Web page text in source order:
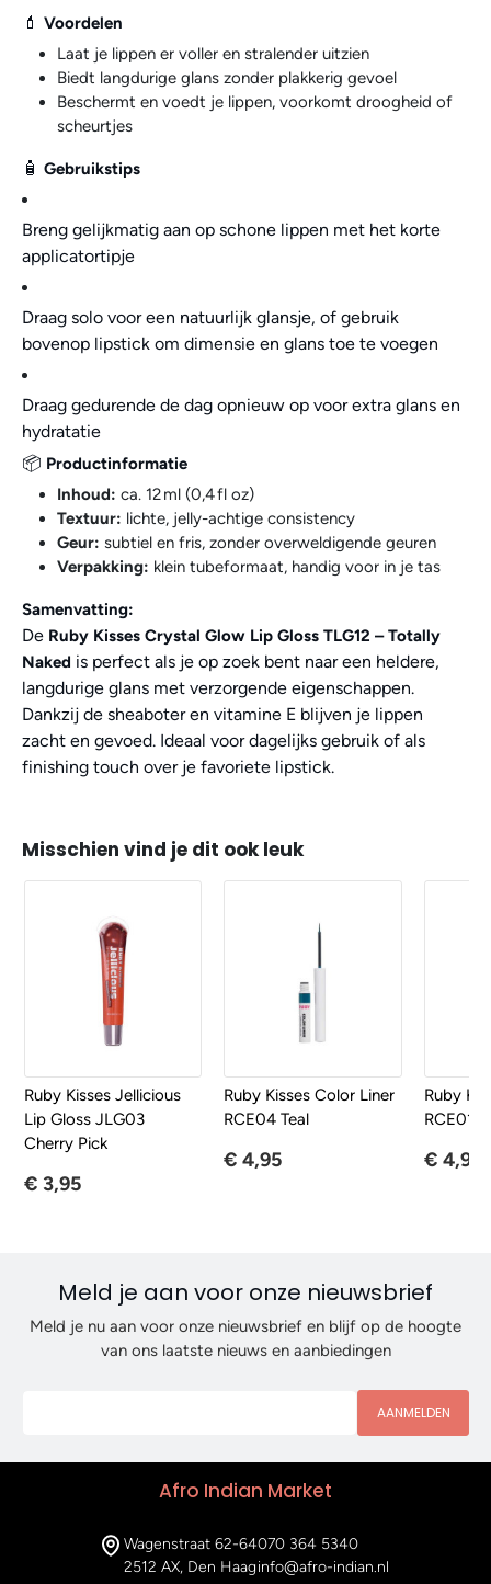
💄 Voordelen
Laat je lippen er voller en stralender uitzien
Biedt langdurige glans zonder plakkerig gevoel
Beschermt en voedt je lippen, voorkomt droogheid of
scheurtjes
🧴 Gebruikstips
Breng gelijkmatig aan op schone lippen met het korte
applicatortipje
Draag solo voor een natuurlijk glansje, of gebruik
bovenop lipstick om dimensie en glans toe te voegen
Draag gedurende de dag opnieuw op voor extra glans en
hydratatie
📦 Productinformatie
Inhoud: ca. 12 ml (0,4 fl oz)
Textuur: lichte, jelly-achtige consistency
Geur: subtiel en fris, zonder overweldigende geuren
Verpakking: klein tubeformaat, handig voor in je tas
Samenvatting:
De Ruby Kisses Crystal Glow Lip Gloss TLG12 – Totally
Naked is perfect als je op zoek bent naar een heldere,
langdurige glans met verzorgende eigenschappen.
Dankzij de sheaboter en vitamine E blijven je lippen
zacht en gevoed. Ideaal voor dagelijks gebruik of als
finishing touch over je favoriete lipstick.
Misschien vind je dit ook leuk
Ruby Kisses Jellicious
Lip Gloss JLG03
Cherry Pick
€ 3,95
Ruby Kisses Color Liner
RCE04 Teal
€ 4,95
Ruby
RCE01
€ 4,95
Meld je aan voor onze nieuwsbrief
Meld je nu aan voor onze nieuwsbrief en blijf op de hoogte
van ons laatste nieuws en aanbiedingen
AANMELDEN
Afro Indian Market
Wagenstraat 62-64
2512 AX, Den Haag
070 364 5340
info@afro-indian.nl